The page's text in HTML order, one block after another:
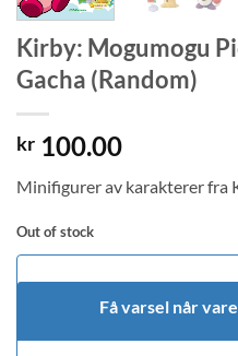
Kirby: Mogumogu
Gacha (Random)
kr 100.00
Minifigurer av karakterer fra
Out of stock
Få varsel når